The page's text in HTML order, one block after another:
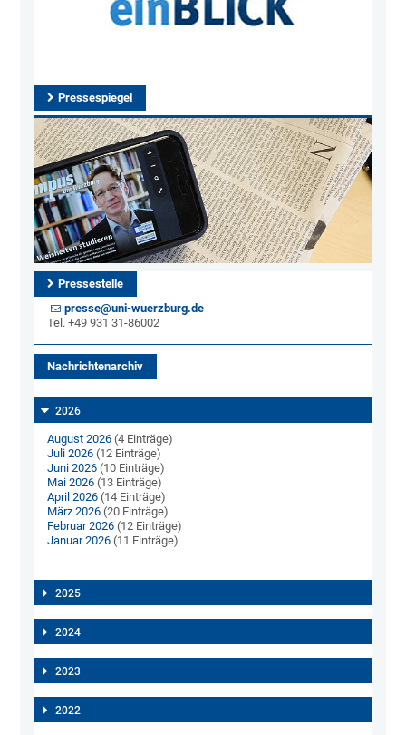
Pressespiegel
Pressestelle
presse@uni-wuerzburg.de
Tel. +49 931 31-86002
Nachrichtenarchiv
2026
August 2026 (4 Einträge)
Juli 2026 (12 Einträge)
Juni 2026 (10 Einträge)
Mai 2026 (13 Einträge)
April 2026 (14 Einträge)
März 2026 (20 Einträge)
Februar 2026 (12 Einträge)
Januar 2026 (11 Einträge)
2025
2024
2023
2022